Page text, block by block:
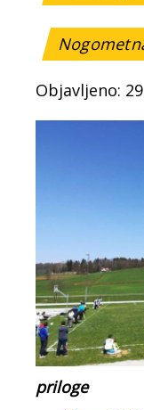
Objavljeno:
priloge